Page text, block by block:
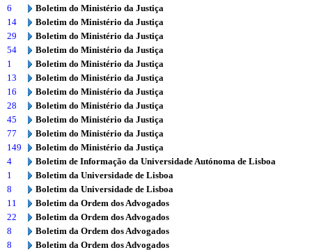
6
Boletim do Ministério da Justiça
14
Boletim do Ministério da Justiça
29
Boletim do Ministério da Justiça
54
Boletim do Ministério da Justiça
1
Boletim do Ministério da Justiça
13
Boletim do Ministério da Justiça
16
Boletim do Ministério da Justiça
28
Boletim do Ministério da Justiça
45
Boletim do Ministério da Justiça
77
Boletim do Ministério da Justiça
149
Boletim do Ministério da Justiça
4
Boletim de Informação da Universidade Autónoma de Lisboa
1
Boletim da Universidade de Lisboa
8
Boletim da Universidade de Lisboa
11
Boletim da Ordem dos Advogados
22
Boletim da Ordem dos Advogados
8
Boletim da Ordem dos Advogados
8
Boletim da Ordem dos Advogados